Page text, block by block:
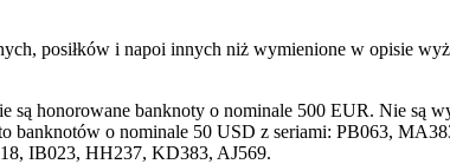
posiłków i napoi innych niż wymienione w opisie
honorowane banknoty o nominale 500 EUR. Nie są
banknotów o nominale 50 USD z seriami: PB063,
IB023, HH237, KD383, AJ569.